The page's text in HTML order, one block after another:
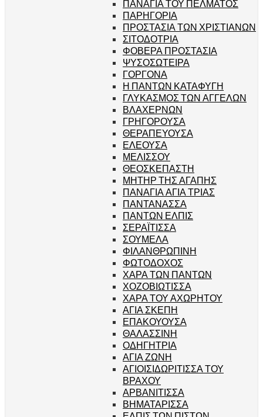
ΠΑΝΑΓΙΑ ΤΟΥ ΠΕΛΜΑΤΟΣ
ΠΑΡΗΓΟΡΙΑ
ΠΡΟΣΤΑΣΙΑ ΤΩΝ ΧΡΙΣΤΙΑΝΩΝ
ΣΙΤΟΔΟΤΡΙΑ
ΦΟΒΕΡΑ ΠΡΟΣΤΑΣΙΑ
ΨΥΣΟΣΩΤΕΙΡΑ
ΓΟΡΓΟΝΑ
Η ΠΑΝΤΩΝ ΚΑΤΑΦΥΓΗ
ΓΛΥΚΑΣΜΟΣ ΤΩΝ ΑΓΓΕΛΩΝ
ΒΛΑΧΕΡΝΩΝ
ΓΡΗΓΟΡΟΥΣΑ
ΘΕΡΑΠΕΥΟΥΣΑ
ΕΛΕΟΥΣΑ
ΜΕΛΙΣΣΟΥ
ΘΕΟΣΚΕΠΑΣΤΗ
ΜΗΤΗΡ ΤΗΣ ΑΓΑΠΗΣ
ΠΑΝΑΓΙΑ ΑΓΙΑ ΤΡΙΑΣ
ΠΑΝΤΑΝΑΣΣΑ
ΠΑΝΤΩΝ ΕΛΠΙΣ
ΣΕΡΑΪΤΙΣΣΑ
ΣΟΥΜΕΛΑ
ΦΙΛΑΝΘΡΩΠΙΝΗ
ΦΩΤΟΔΟΧΟΣ
ΧΑΡΑ ΤΩΝ ΠΑΝΤΩΝ
ΧΟΖΟΒΙΩΤΙΣΣΑ
ΧΑΡΑ ΤΟΥ ΑΧΩΡΗΤΟΥ
ΑΓΙΑ ΣΚΕΠΗ
ΕΠΑΚΟΥΟΥΣΑ
ΘΑΛΑΣΣΙΝΗ
ΟΔΗΓΗΤΡΙΑ
ΑΓΙΑ ΖΩΝΗ
ΑΓΙΟΙΣΙΔΩΡΙΤΙΣΣΑ ΤΟΥ
ΒΡΑΧΟΥ
ΑΡΒΑΝΙΤΙΣΣΑ
ΒΗΜΑΤΑΡΙΣΣΑ